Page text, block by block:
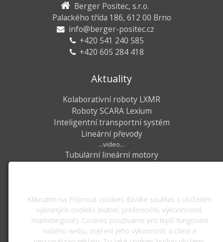
Berger Positec, s.r.o.
Palackého třída 186, 612 00 Brno
info@berger-positec.cz
+420 541 240 585
+420 605 284 418
Aktuality
Kolaborativní roboty LXMR
Roboty SCARA Lexium
Inteligentní transportní systém
Lineární převody
...video...
Tubulární lineární motory
Mezinárodní strojírenský veletrh
Brno, 06. - 09.10.2026, pavilon V
Kliknutím na Přijmout cookies dáváte souhlas s uložením
vybraných cookies (nutné, preferenční, výkonnostní,
marketingové). Cookies používáme pro lepší fungování
našeho webu, měření jeho výkonnosti a cílení a